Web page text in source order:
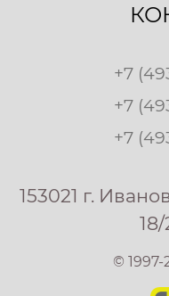
+7
+7
+7
153021 г.
18/
©